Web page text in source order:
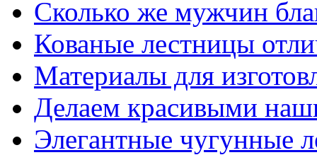
Сколько же мужчин
Кованые лестницы
Материалы для
Делаем красивыми
Элегантные чугунные